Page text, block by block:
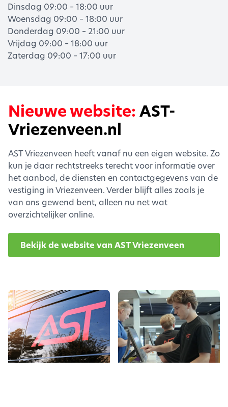
Dinsdag 09:00 – 18:00 uur
Woensdag 09:00 – 18:00 uur
Donderdag 09:00 – 21:00 uur
Vrijdag 09:00 – 18:00 uur
Zaterdag 09:00 – 17:00 uur
Nieuwe website: AST-
Vriezenveen.nl
AST Vriezenveen heeft vanaf nu een eigen website. Zo
kun je daar rechtstreeks terecht voor informatie over
het aanbod, de diensten en contactgegevens van de
vestiging in Vriezenveen. Verder blijft alles zoals je
van ons gewend bent, alleen nu net wat
overzichtelijker online.
Bekijk de website van AST Vriezenveen